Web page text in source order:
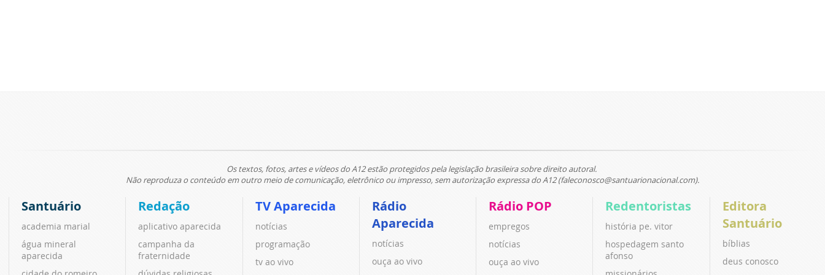
Os textos, fotos, artes e vídeos do A12 estão protegidos pela legislação brasileira sobre direito autoral.
Não reproduza o conteúdo em outro meio de comunicação, eletrônico ou impresso, sem autorização expressa do A12 (faleconosco@santuarionacional.com).
Santuário
academia marial
água mineral
aparecida
Redação
aplicativo aparecida
campanha da
fraternidade
TV Aparecida
notícias
programação
tv ao vivo
Rádio
Aparecida
notícias
ouça ao vivo
Rádio POP
empregos
notícias
ouça ao vivo
Redentoristas
história pe. vitor
hospedagem santo
afonso
Editora
Santuário
bíblias
deus conosco